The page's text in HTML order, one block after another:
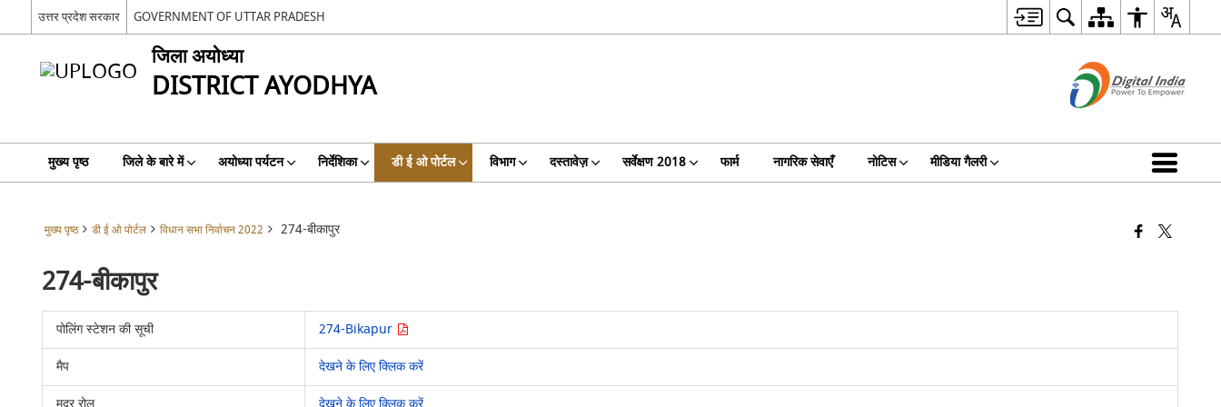
उत्तर प्रदेश सरकार GOVERNMENT OF UTTAR PRADESH
जिला अयोध्या
DISTRICT AYODHYA
मुख्य पृष्ठ जिले के बारे में अयोध्या पर्यटन निर्देशिका डी ई ओ पोर्टल विभाग दस्तावेज़ सर्वेक्षण 2018 फार्म नागरिक सेवाएँ नोटिस मीडिया गैलरी
मुख्य पृष्ठ डी ई ओ पोर्टल विधान सभा निर्वाचन 2022 274-बीकापुर
274-बीकापुर
पोलिंग स्टेशन की सूची
274-Bikapur
मैप
देखने के लिए क्लिक करें